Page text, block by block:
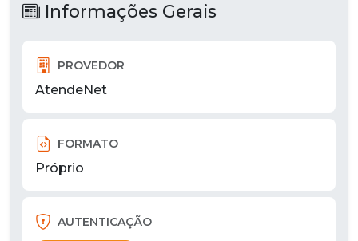
Informações Gerais
PROVEDOR
AtendeNet
FORMATO
Próprio
AUTENTICAÇÃO